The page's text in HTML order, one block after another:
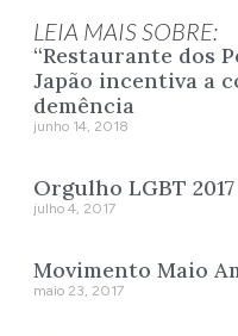
LEIA MAIS SOBRE:
“Restaurante dos
Japão incentiva a
demência
junho 14, 2018
Orgulho LGBT 2017
julho 4, 2017
Movimento Maio
maio 23, 2017